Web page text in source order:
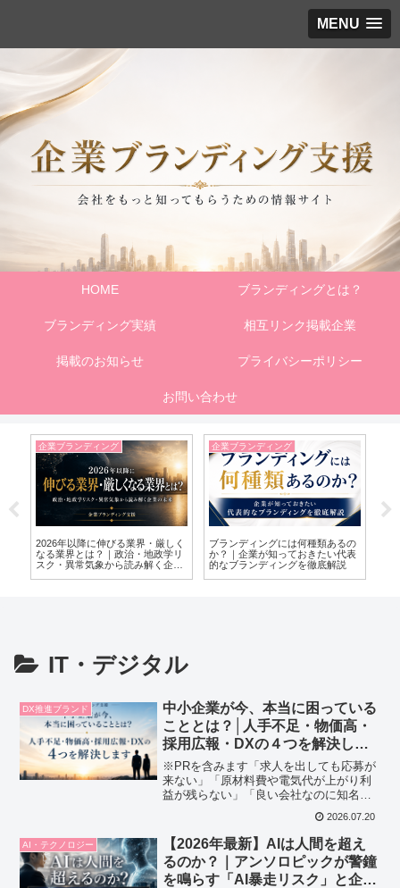
MENU
HOME ブランディングとは？
ブランディング実績 相互リンク掲載企業
掲載のお知らせ プライバシーポリシー
お問い合わせ
企業ブランディング
2026年以降に伸びる業界・厳しく
なる業界とは？｜政治・地政学リ
スク・異常気象から読み解く企業
企業ブランディング
ブランディングには何種類あるの
か？｜企業が知っておきたい代表
的なブランディングを徹底解説
IT・デジタル
DX推進ブランド
中小企業が今、本当に困っている
こととは？│人手不足・物価高・
採用広報・DXの４つを解決しま
す
※PRを含みます「求人を出しても応募が
来ない」「原材料費や電気代が上がり利
益が残らない」「良い会社なのに知名度
何から始めればいいのか分からない」こ
うした悩みを抱える中小企業は、今や珍
しくありません。一つ...
2026.07.20
AI・テクノロジー
【2026年最新】AIは人間を超え
るのか？｜アンソロピックが警鐘
を鳴らす「AI暴走リスク」と企業